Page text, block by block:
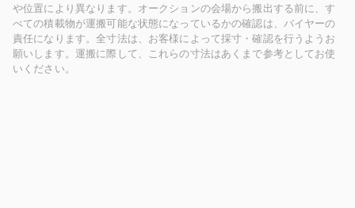
や位置により異なります。オークションの会場から搬出する前に、す
べての積載物が運搬可能な状態になっているかの確認は、バイヤーの
責任になります。全寸法は、お客様によって採寸・確認を行うようお
願いします。運搬に際して、これらの寸法はあくまで参考としてお使
いください。